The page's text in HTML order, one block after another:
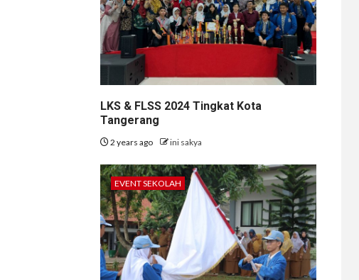
LKS & FLSS 2024 Tingkat Kota
Tangerang
2 years ago ini sakya
EVENT SEKOLAH